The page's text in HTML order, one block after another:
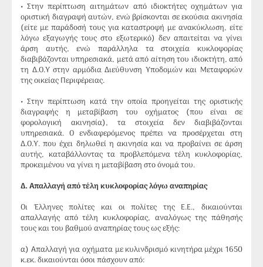
• Στην περίπτωση αιτημάτων από ιδιοκτήτες οχημάτων για
οριστική διαγραφή αυτών, ενώ βρίσκονται σε εκούσια ακινησία
(είτε με παράδοσή τους για καταστροφή με ανακύκλωση, είτε
λόγω εξαγωγής τους στο εξωτερικό) δεν απαιτείται να γίνει
άρση αυτής, ενώ παράλληλα τα στοιχεία κυκλοφορίας
διαβιβάζονται υπηρεσιακά, μετά από αίτηση του ιδιοκτήτη, από
τη Δ.Ο.Υ στην αρμόδια Διεύθυνση Υποδομών και Μεταφορών
της οικείας Περιφέρειας.
• Στην περίπτωση κατά την οποία προηγείται της οριστικής
διαγραφής η μεταβίβαση του οχήματος (που είναι σε
φορολογική ακινησία), τα στοιχεία δεν διαβιβάζονται
υπηρεσιακά. Ο ενδιαφερόμενος πρέπει να προσέρχεται στη
Δ.Ο.Υ. που έχει δηλωθεί η ακινησία και να προβαίνει σε άρση
αυτής, καταβάλλοντας τα προβλεπόμενα τέλη κυκλοφορίας,
προκειμένου να γίνει η μεταβίβαση στο όνομά του.
Δ. Απαλλαγή από τέλη κυκλοφορίας λόγω αναπηρίας
Οι Έλληνες πολίτες και οι πολίτες της Ε.Ε., δικαιούνται
απαλλαγής από τέλη κυκλοφορίας, αναλόγως της πάθησής
τους και του βαθμού αναπηρίας τους ως εξής:
α) Απαλλαγή για οχήματα με κυλινδρισμό κινητήρα μέχρι 1650
κ.εκ. δικαιούνται όσοι πάσχουν από: